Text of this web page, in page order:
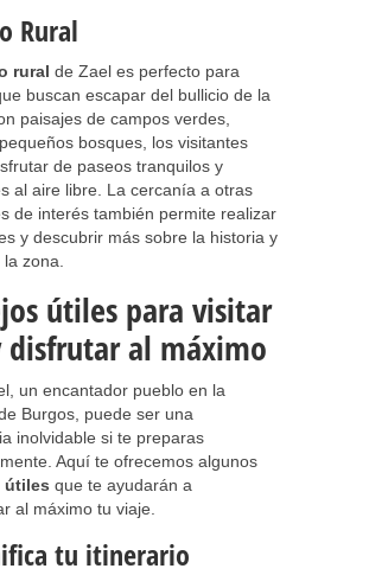
Rural
rural de Zael es perfecto para
buscan escapar del bullicio de la
paisajes de campos verdes,
bosques, los visitantes
de paseos tranquilos y
al aire libre. La cercanía a otras
de interés también permite realizar
y descubrir más sobre la historia y
zona.
útiles para visitar
disfrutar al máximo
un encantador pueblo en la
Burgos, puede ser una
inolvidable si te preparas
Aquí te ofrecemos algunos
útiles que te ayudarán a
al máximo tu viaje.
tu itinerario